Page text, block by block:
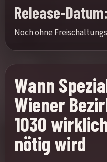
Release-Datum:
Noch ohne
Wann
Wiener
1030
nötig wird